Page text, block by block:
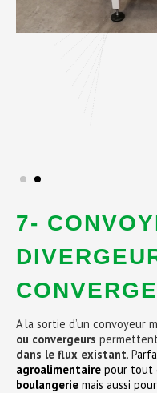
7-
A la sortie d’un convoyeur
ou convergeurs
dans le flux existant. P
agroalimentaire pour tout
boulangerie mais aussi pour